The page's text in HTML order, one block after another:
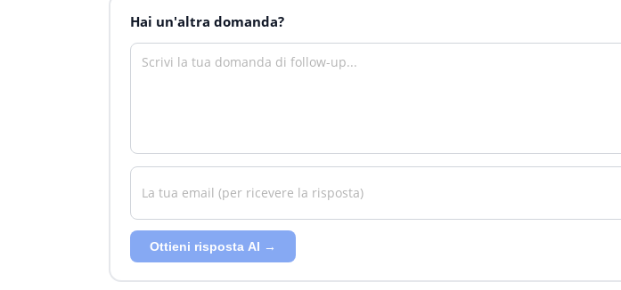
Hai un'altra domanda?
Ottieni risposta AI →